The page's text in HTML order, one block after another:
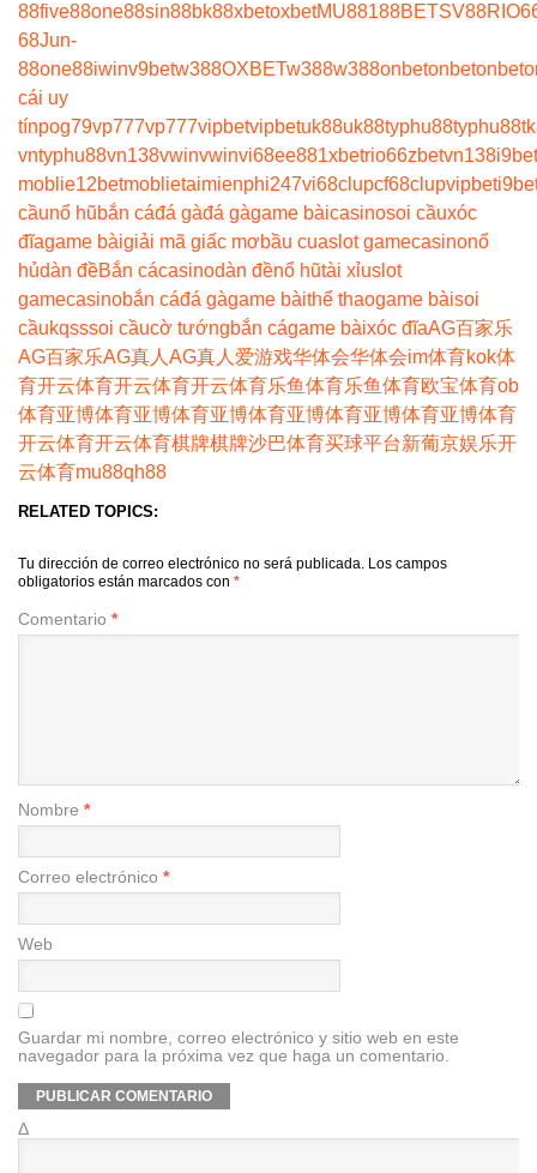
88five88one88sin88bk88xbetoxbetMU88188BETSV88
68Jun-
88one88iwinv9betw388OXBETw388w388onbetonbetonbet
cái uy
tínpog79vp777vp777vipbetvipbetuk88uk88typhu88typhu88
vntyphu88vn138vwinvwinvi68ee881xbetrio66zbetvn138
moblie12betmoblietaimienphi247vi68clupcf68clupvipbet
cầunổ hũbắn cáđá gàđá gàgame bàicasinosoi cầuxóc
đĩagame bàigiải mã giấc mơbầu cuaslot gamecasinonổ
hủdàn đềBắn cácasinodàn đềnổ hũtài xỉuslot
gamecasinobắn cáđá gàgame bàithể thaogame bàisoi
cầukqsssoi cầucờ tướngbắn cágame bàixóc đĩaAG百家乐
AG百家乐AG真人 AG真人 爱游戏华体会华体会im体育kok体
育开云体育开云体育开云体育乐鱼体育乐鱼体育欧宝体育ob
体育亚博体育亚博体育亚博体育亚博体育亚博体育亚博体育
开云体育开云体育棋牌棋牌沙巴体育买球平台新葡京娱乐开
云体育mu88qh88
RELATED TOPICS:
Tu dirección de correo electrónico no será publicada. Los campos
obligatorios están marcados con *
Comentario *
Nombre *
Correo electrónico *
Web
Guardar mi nombre, correo electrónico y sitio web en este
navegador para la próxima vez que haga un comentario.
Δ